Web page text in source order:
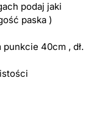
podaj jaki
paska )
40cm , dł.